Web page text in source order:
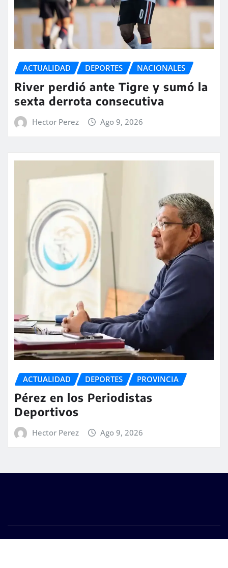
ACTUALIDAD DEPORTES NACIONALES
River perdió ante Tigre y sumó la
sexta derrota consecutiva
Hector Perez Ago 9, 2026
ACTUALIDAD DEPORTES PROVINCIA
Pérez en los Periodistas
Deportivos
Hector Perez Ago 9, 2026